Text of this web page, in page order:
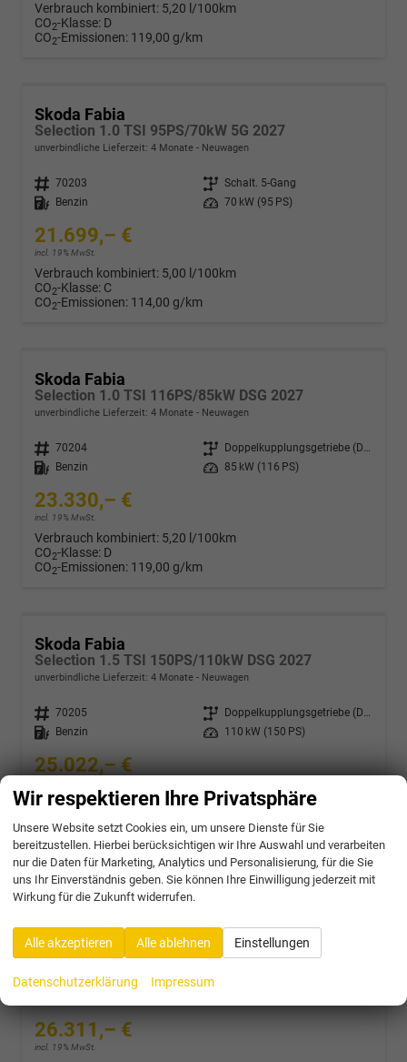
Verbrauch kombiniert: 5,20 l/100km
CO2-Klasse: D
CO2-Emissionen: 119,00 g/km
Skoda Fabia
Selection 1.0 TSI 95PS/70kW 5G 2027
unverbindliche Lieferzeit: 4 Monate Neuwagen
Fahrzeugnr. 70203 Getriebe Schalt. 5-Gang
Kraftstoff
Benzin Leistung 70 kW (95 PS)
21.699,– €
incl. 19% MwSt.
Verbrauch kombiniert: 5,00 l/100km
CO2-Klasse: C
CO2-Emissionen: 114,00 g/km
Skoda Fabia
Selection 1.0 TSI 116PS/85kW DSG 2027
unverbindliche Lieferzeit: 4 Monate Neuwagen
Fahrzeugnr. 70204 Getriebe
Doppelkupplungsgetriebe (DSG)
Kraftstoff
Benzin Leistung 85 kW (116 PS)
23.330,– €
incl. 19% MwSt.
Verbrauch kombiniert: 5,20 l/100km
CO2-Klasse: D
CO2-Emissionen: 119,00 g/km
Skoda Fabia
Selection 1.5 TSI 150PS/110kW DSG 2027
unverbindliche Lieferzeit: 4 Monate Neuwagen
Fahrzeugnr. 70205 Getriebe
Doppelkupplungsgetriebe (DSG)
Kraftstoff
Benzin Leistung 110 kW (150 PS)
25.022,– €
Verbrauch kombiniert: 5,30 l/100km
2
CO 2-Emissionen:124,00 g/km
Skoda Fabia
unverbindliche Lieferzeit:4 Monate Neuwagen
Fahrzeugnr. 70206 Getriebe
26.311,– €
incl. 19% MwSt.
Wir respektieren Ihre Privatsphäre
Unsere Website setzt Cookies ein, um unsere Dienste für Sie
bereitzustellen. Hierbei berücksichtigen wir Ihre Auswahl und verarbeiten
nur die Daten für Marketing, Analytics und Personalisierung, für die Sie
uns Ihr Einverständnis geben. Sie können Ihre Einwilligung jederzeit mit
Wirkung für die Zukunft widerrufen.
Alle akzeptieren Alle ablehnen Einstellungen
Datenschutzerklärung Impressum